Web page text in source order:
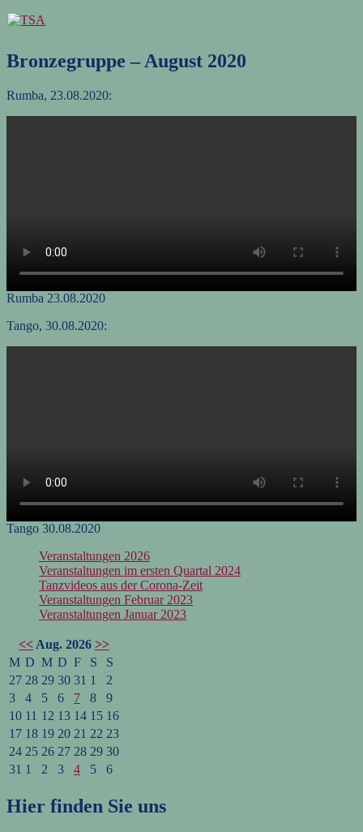
Zum
Inhalt
Bronzegruppe – August 2020
Rumba, 23.08.2020:
Rumba 23.08.2020
Tango, 30.08.2020:
Tango 30.08.2020
Veranstaltungen 2026
Veranstaltungen im ersten Quartal 2024
Tanzvideos aus der Corona-Zeit
Veranstaltungen Februar 2023
Veranstaltungen Januar 2023
<< Aug. 2026 >>
M D M D F S
S
27 28 29 30 31 1
2
3
4 5 6 7 8
9
10 11 12 13 14 15 16
17 18 19 20 21 22 23
24 25 26 27 28 29 30
31 1 2 3 4 5 6
Hier finden Sie uns